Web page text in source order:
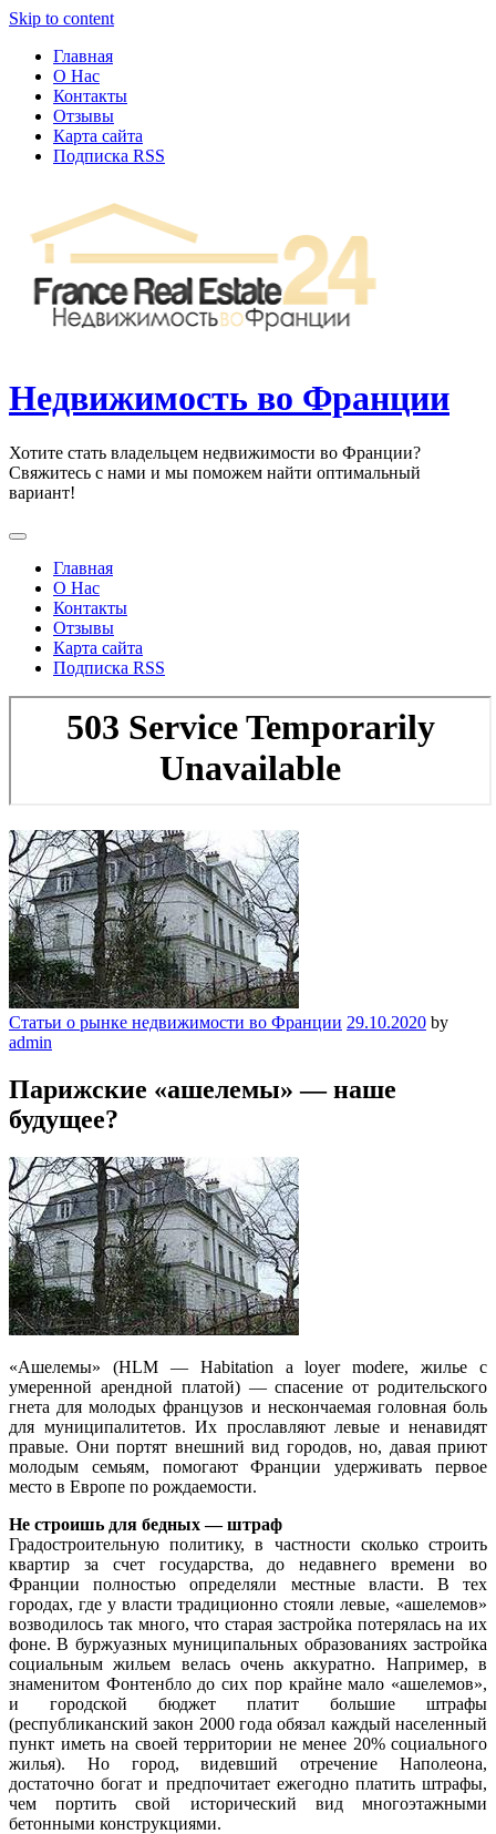
Skip to content
Главная
О Нас
Контакты
Отзывы
Карта сайта
Подписка RSS
Недвижимость во Франции
Хотите стать владельцем недвижимости во Франции?
Свяжитесь с нами и мы поможем найти оптимальный
вариант!
Главная
О Нас
Контакты
Отзывы
Карта сайта
Подписка RSS
Статьи о рынке недвижимости во Франции 29.10.2020 by
admin
Парижские «ашелемы» — наше
будущее?
«Ашелeмы» (HLM — Habitation a loyer modere, жилье с
умеренной арендной платой) — спасение от родительского
гнета для молодых французов и нескончаемая головная боль
для муниципалитетов. Их прославляют левые и ненавидят
правые. Они портят внешний вид городов, но, давая приют
молодым семьям, помогают Франции удерживать первое
место в Европе по рождаемости.
Не строишь для бедных — штраф
Градостроительную политику, в частности сколько строить
квартир за счет государства, до недавнего времени во
Франции полностью определяли местные власти. В тех
городах, где у власти традиционно стояли левые, «ашелемов»
возводилось так много, что старая застройка потерялась на их
фоне. В буржуазных муниципальных образованиях застройка
социальным жильем велась очень аккуратно. Например, в
знаменитом Фонтенбло до сих пор крайне мало «ашелемов»,
и городской бюджет платит большие штрафы
(республиканский закон 2000 года обязал каждый населенный
пункт иметь на своей территории не менее 20% социального
жилья). Но город, видевший отречение Наполеона,
достаточно богат и предпочитает ежегодно платить штрафы,
чем портить свой исторический вид многоэтажными
бетонными конструкциями.